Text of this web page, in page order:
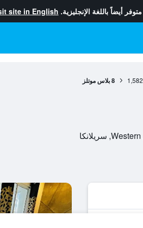
متوفر أيضاً باللغة الإنجليزية. site in English
1,582 8 بلاس موتلز